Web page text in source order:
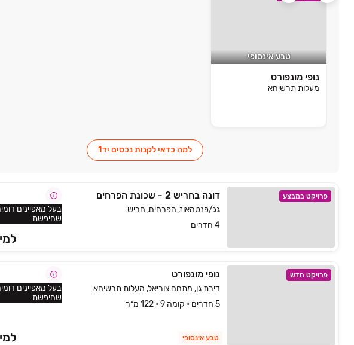
טבע אינסופי
נופי מונפורט
מעלות תרשיחא
למה כדאי לקנות נכסים יד1
פרויקט במבצע דונה בחריש 2 - שכונת הפרחים
גג/פנטהאוז, הפרחים, חריש
4 חדרים
בעל מאפיינים
שחיפשת
פרויקט חדש נופי מונפורט
דירת גן, מתחם צוריאל, מעלות תרשיחא
5 חדרים • קומה 9 • 122 מ״ר
טבע אינסופי
בעל מאפיינים
שחיפשת